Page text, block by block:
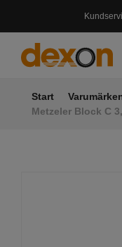
Start
Metzeler Block C